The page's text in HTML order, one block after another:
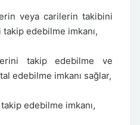
veya carilerin takibini
edebilme imkanı,
takip edebilme ve
edebilme imkanı sağlar,
edebilme imkanı,